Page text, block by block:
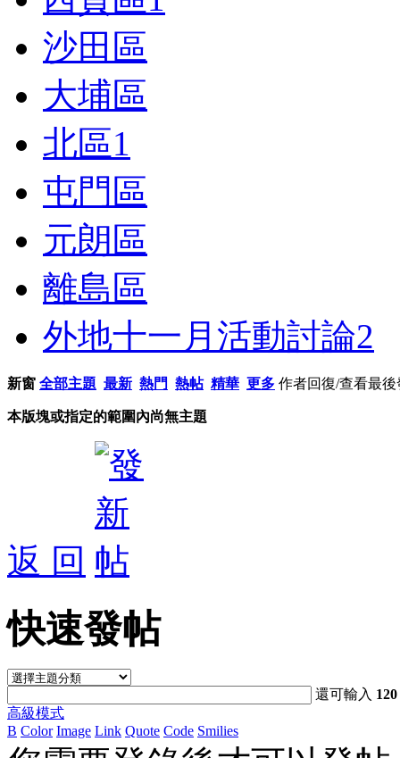
沙田區
大埔區
北區1
屯門區
元朗區
離島區
外地十一月活動討論2
新窗 全部主題 最新 熱門 熱帖 精華 更多 作者回復/查看最後
本版塊或指定的範圍內尚無主題
返 回
快速發帖
還可輸入 120
高級模式
B Color Image Link Quote Code Smilies